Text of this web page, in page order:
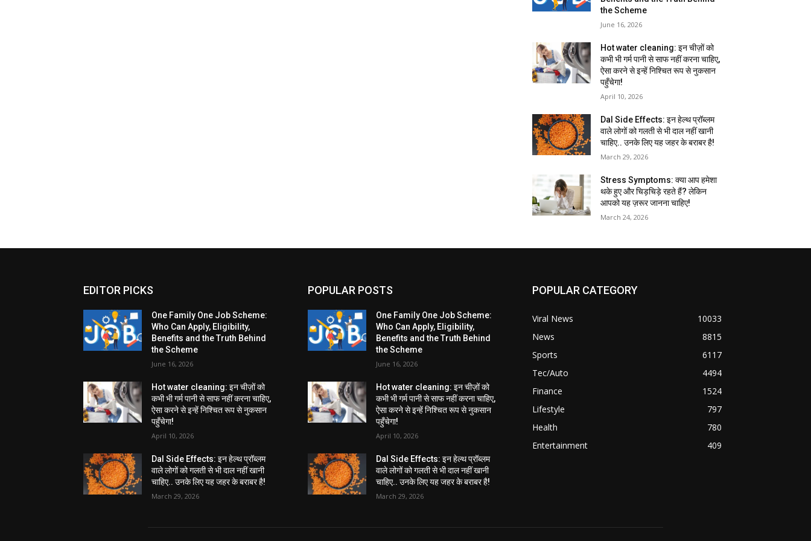
the Scheme
June 16, 2026
Hot water cleaning: इन चीज़ों को
कभी भी गर्म पानी से साफ नहीं करना चाहिए,
ऐसा करने से इन्हें निश्चित रूप से नुकसान
पहुँचेगा!
April 10, 2026
Dal Side Effects: इन हेल्थ प्रॉब्लम
वाले लोगों को गलती से भी दाल नहीं खानी
चाहिए.. उनके लिए यह जहर के बराबर है!
March 29, 2026
Stress Symptoms: क्या आप हमेशा
थके हुए और चिड़चिड़े रहते हैं? लेकिन
आपको यह ज़रूर जानना चाहिए!
March 24, 2026
EDITOR PICKS
One Family One Job Scheme:
Who Can Apply, Eligibility,
Benefits and the Truth Behind
the Scheme
June 16, 2026
Hot water cleaning: इन चीज़ों को
कभी भी गर्म पानी से साफ नहीं करना चाहिए,
ऐसा करने से इन्हें निश्चित रूप से नुकसान
पहुँचेगा!
April 10, 2026
Dal Side Effects: इन हेल्थ प्रॉब्लम
वाले लोगों को गलती से भी दाल नहीं खानी
चाहिए.. उनके लिए यह जहर के बराबर है!
March 29, 2026
POPULAR POSTS
One Family One Job Scheme:
Who Can Apply, Eligibility,
Benefits and the Truth Behind
the Scheme
June 16, 2026
Hot water cleaning: इन चीज़ों को
कभी भी गर्म पानी से साफ नहीं करना चाहिए,
ऐसा करने से इन्हें निश्चित रूप से नुकसान
पहुँचेगा!
April 10, 2026
Dal Side Effects: इन हेल्थ प्रॉब्लम
वाले लोगों को गलती से भी दाल नहीं खानी
चाहिए.. उनके लिए यह जहर के बराबर है!
March 29, 2026
POPULAR CATEGORY
Viral News
10033
News
8815
Sports
6117
Tec/Auto
4494
Finance
1524
Lifestyle
797
Health
780
Entertainment
409